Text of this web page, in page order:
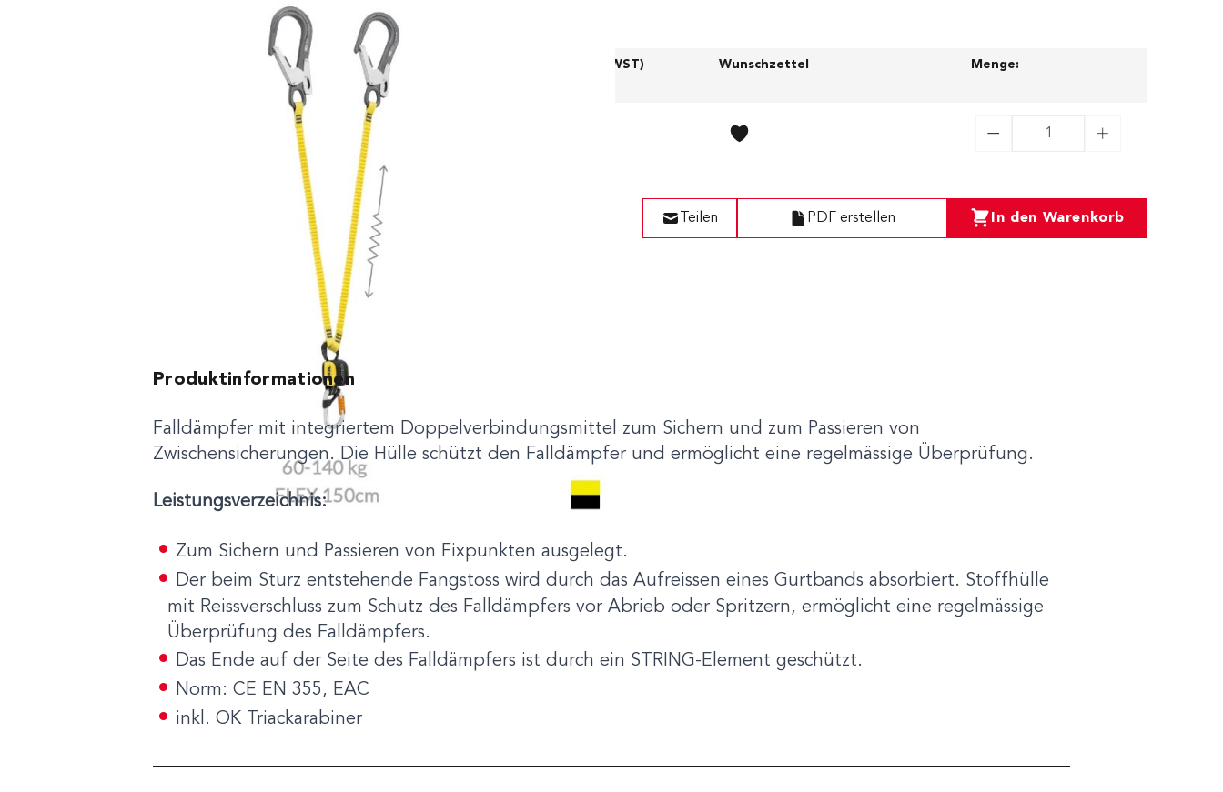
im Gerätesatz enthalten (Stk.) Preis (exkl. MWST) Wunschzettel Menge:
In den Warenkorb
PDF erstellen
Teilen
Produktinformationen
Falldämpfer mit integriertem Doppelverbindungsmittel zum Sichern und zum Passieren von
Zwischensicherungen. Die Hülle schützt den Falldämpfer und ermöglicht eine regelmässige Überprüfung.
Leistungsverzeichnis:
Zum Sichern und Passieren von Fixpunkten ausgelegt.
Der beim Sturz entstehende Fangstoss wird durch das Aufreissen eines Gurtbands absorbiert. Stoffhülle
mit Reissverschluss zum Schutz des Falldämpfers vor Abrieb oder Spritzern, ermöglicht eine regelmässige
Überprüfung des Falldämpfers.
Das Ende auf der Seite des Falldämpfers ist durch ein STRING-Element geschützt.
Norm: CE EN 355, EAC
inkl. OK Triackarabiner